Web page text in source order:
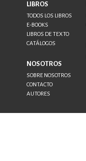
LIBROS
TODOS LOS LIBROS
E-BOOKS
LIBROS DE TEXTO
CATÁLOGOS
NOSOTROS
SOBRE NOSOTROS
CONTACTO
AUTORES